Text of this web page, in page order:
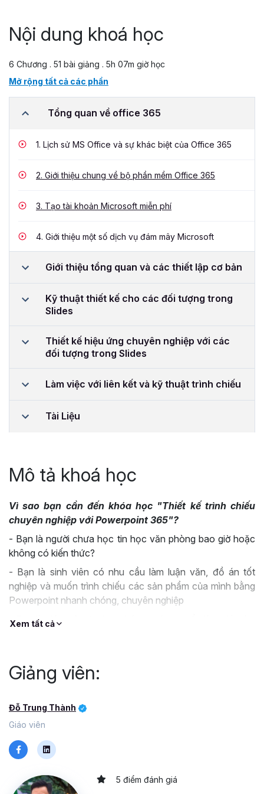
Nội dung khoá học
6 Chương . 51 bài giảng . 5h 07m giờ học
Mở rộng tất cả các phần
Tổng quan về office 365
1. Lịch sử MS Office và sự khác biệt của Office 365
2. Giới thiệu chung về bộ phần mềm Office 365
3. Tạo tài khoản Microsoft miễn phí
4. Giới thiệu một số dịch vụ đám mây Microsoft
Giới thiệu tổng quan và các thiết lập cơ bản
Kỹ thuật thiết kế cho các đối tượng trong
Slides
Thiết kế hiệu ứng chuyên nghiệp với các
đối tượng trong Slides
Làm việc với liên kết và kỹ thuật trình chiếu
Tài Liệu
Mô tả khoá học
Vì sao bạn cần đến khóa học "Thiết kế trình chiếu
chuyên nghiệp với Powerpoint 365"?
- Bạn là người chưa học tin học văn phòng bao giờ hoặc
không có kiến thức?
- Bạn là sinh viên có nhu cầu làm luận văn, đồ án tốt
nghiệp và muốn trình chiếu các sản phẩm của mình bằng
Powerpoint nhanh chóng, chuyên nghiệp
- Bạn là giáo viên, trưởng nhóm... có nhu cầu làm giáo án,
- Bạn là nhân viên văn phòng, nhân viên kinh doanh muốn
mình với công cụ hỗ trợ chuyên nghiệp chuyên nghiệp.
- Hay chỉ đơn giản bạn muốn học Powerpoint để nâng
cao kỹ năng tin học văn phòng của mình một cách nhanh
chóng và hiệu quả, hỗ trợ ứng dụng vào công việc tốt
Bạn có biết rằng,
Xem tất cả
Giảng viên:
Đỗ Trung Thành
Giáo viên
5 điểm đánh giá